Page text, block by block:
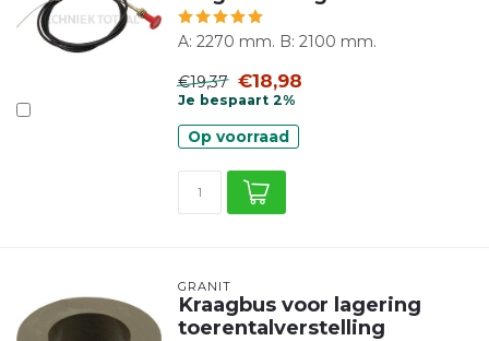
A: 2270 mm. B: 2100 mm.
€19,37 €18,98
Je bespaart 2%
Op voorraad
GRANIT
Kraagbus voor lagering
toerentalverstelling